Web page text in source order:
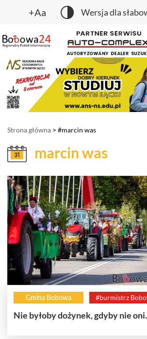
+Aa Wersja dla
Strona główna > #marcin was
marcin was
Gmina Bobowa #burmistrz
Nie byłoby dożynek, gdyby nie